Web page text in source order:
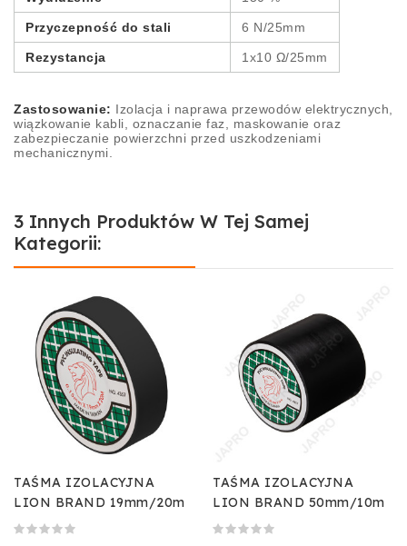
Przyczepność do stali 6 N/25mm
Rezystancja 1x10 Ω/25mm
Zastosowanie: Izolacja i naprawa przewodów elektrycznych,
wiązkowanie kabli, oznaczanie faz, maskowanie oraz
zabezpieczanie powierzchni przed uszkodzeniami
mechanicznymi.
3 Innych Produktów W Tej Samej
Kategorii:
TAŚMA IZOLACYJNA
LION BRAND 19mm/20m
TAŚMA IZOLACYJNA
LION BRAND 50mm/10m